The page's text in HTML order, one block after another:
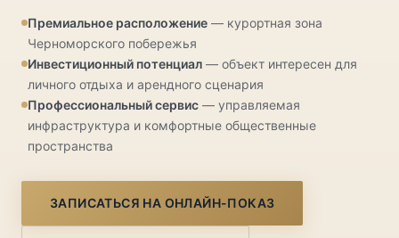
Премиальное расположение — курортная зона
Черноморского побережья
Инвестиционный потенциал — объект интересен для
личного отдыха и арендного сценария
Профессиональный сервис — управляемая
инфраструктура и комфортные общественные
пространства
ЗАПИСАТЬСЯ НА ОНЛАЙН-ПОКАЗ